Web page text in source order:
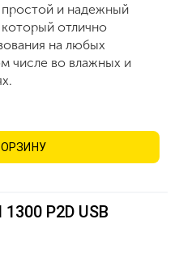
простой и надежный
отлично
на любых
числе во влажных и
P2D USB